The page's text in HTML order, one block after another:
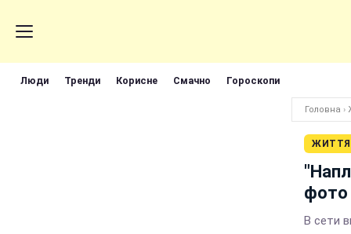
Люди Тренди Корисне Смачно Гороскопи
Головна ›
ЖИТТЯ
фото
В сети